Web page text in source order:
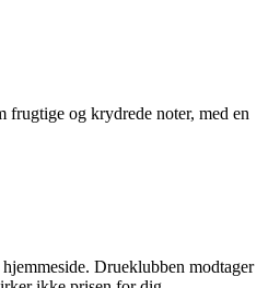
frugtige og krydrede noter, med en
Drueklubben modtager